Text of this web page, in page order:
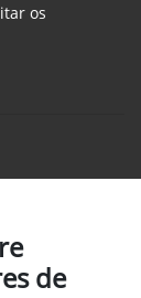
os
de